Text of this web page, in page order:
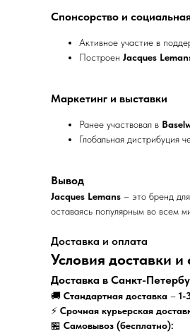
Спонсорство и
Активное участие в
Построен Jacques
Маркетинг и выставки
Ранее участвовал в
Глобальная дистрибуция
Вывод
Jacques Lemans – это бренд
оставаясь популярным во всем
Доставка и оплата
Условия доставки и
Доставка в Санкт-
🚚 Стандартная доставка – 1-
⚡ Срочная курьерская
🏪 Самовывоз (бесплатно):